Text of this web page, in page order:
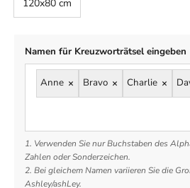
120x80 cm
Namen für Kreuzworträtsel eingeben
Anne × Bravo × Charlie ×
1. Verwenden Sie nur Buchstaben des
Zahlen oder Sonderzeichen.
2. Bei gleichem Namen variieren Sie die
Ashley/ashLey.